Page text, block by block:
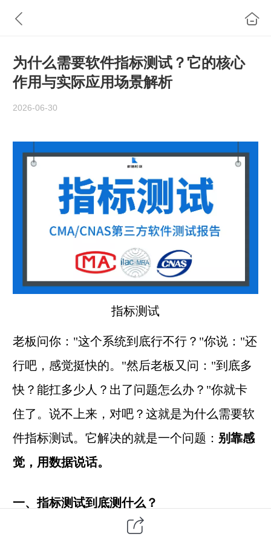
为什么需要软件指标测试？它的核心
作用与实际应用场景解析
2026-06-30
指标测试
老板问你："这个系统到底行不行？"你说："还
行吧，感觉挺快的。"然后老板又问："到底多
快？能扛多少人？出了问题怎么办？"你就卡
住了。说不上来，对吧？这就是为什么需要软
件指标测试。它解决的就是一个问题： 别靠感
觉，用数据说话。
一、指标测试到底测什么？